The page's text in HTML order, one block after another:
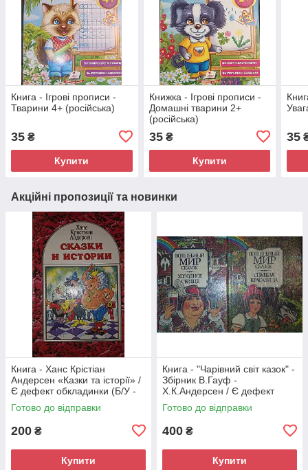
Книга - Ігрові прописи -
Тварини 4+ (російська)
35 ₴
Купити
Книжка - Ігрові прописи -
Домашні тварини 2+
(російська)
35₴
Купити
35
Акційні пропозиції та новинки
Книга - Ханс Крістіан
Андерсен «Казки та історії» /
Є дефект обкладинки (Б/У -
УЦІНКА)
Готово до відправки
200 ₴
Купити
Книга - "Чарівний світ казок" -
Збірник В.Гауф -
Х.К.Андерсен / Є дефект
обкладинки (Б/У - УЦІНКА)
Готово до відправки
400 ₴
Купити